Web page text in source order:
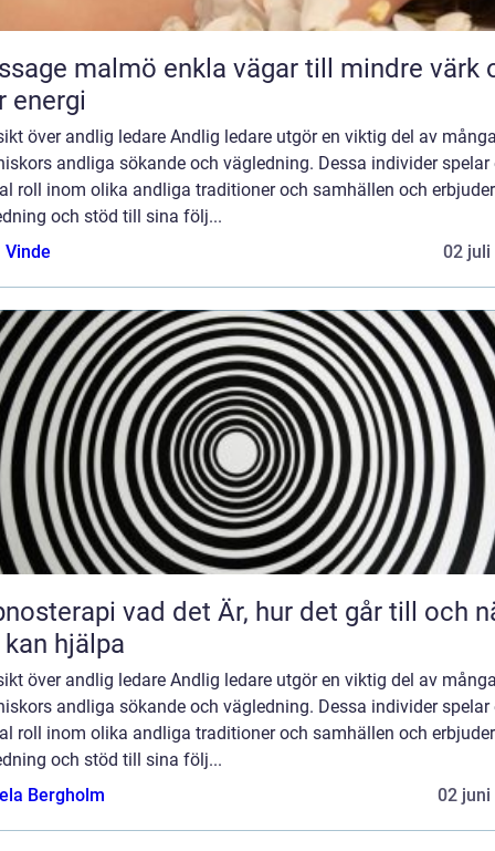
enkla vägar till mindre värk och
energi
över andlig ledare Andlig ledare utgör en viktig del av
andliga sökande och vägledning. Dessa individer spelar
roll inom olika andliga traditioner och samhällen och
och stöd till sina följ...
Vinde
02 juli
det Är, hur det går till och när
hjälpa
över andlig ledare Andlig ledare utgör en viktig del av
andliga sökande och vägledning. Dessa individer spelar
roll inom olika andliga traditioner och samhällen och
och stöd till sina följ...
Bergholm
02 juni